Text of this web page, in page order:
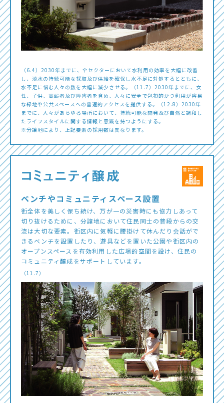
（6.4）2030年までに、全セクターにおいて水利用の効率を大幅に改善
し、淡水の持続可能な採取及び供給を確保し水不足に対処するとともに、
水不足に悩む人々の数を大幅に減少させる。（11.7）2030年までに、女
性、子供、高齢者及び障害者を含め、人々に安全で包摂的かつ利用が容易
な緑地や公共スペースへの普遍的アクセスを提供する。（12.8）2030年
までに、人々があらゆる場所において、持続可能な開発及び自然と調和し
たライフスタイルに関する情報と意識を持つようにする。
※分譲地により、上記要素の採用数は異なります。
ベンチやコミュニティスペース設置
街全体を美しく保ち続け、万が一の災害時にも協力しあって
切り抜けるために、分譲地において住民同士の普段からの交
流は大切な要素。街区内に気軽に腰掛けて休んだり会話がで
きるベンチを設置したり、遊具などを置いた公園や街区内の
オープンスペースを有効利用した広場的空間を設け、住民の
コミュニティ醸成をサポートしています。
（11.7）